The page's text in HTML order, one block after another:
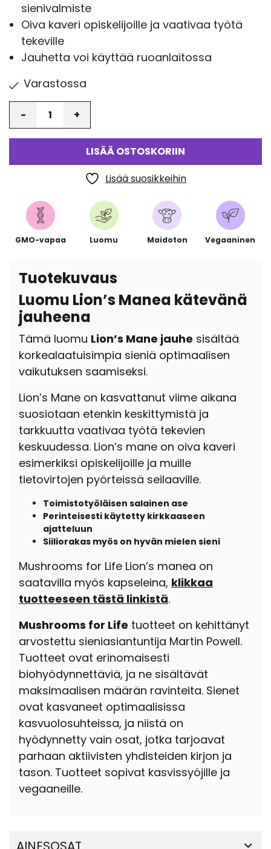
sienivalmiste
Oiva kaveri opiskelijoille ja vaativaa työtä
tekeville
Jauhetta voi käyttää ruoanlaitossa
Varastossa
LISÄÄ OSTOSKORIIN
Lisää suosikkeihin
GMO-vapaa Luomu Maidoton Vegaaninen
Tuotekuvaus
Luomu Lion’s Manea kätevänä
jauheena
Tämä luomu Lion’s Mane jauhe sisältää
korkealaatuisimpia sieniä optimaalisen
vaikutuksen saamiseksi.
Lion’s Mane on kasvattanut viime aikana
suosiotaan etenkin keskittymistä ja
tarkkuutta vaativaa työtä tekevien
keskuudessa. Lion’s mane on oiva kaveri
esimerkiksi opiskelijoille ja muille
tietovirtojen pyörteissä seilaaville.
Toimistotyöläisen salainen ase
Perinteisesti käytetty kirkkaaseen
ajatteluun
Siiliorakas myös on hyvän mielen sieni
Mushrooms for Life Lion’s manea on
saatavilla myös kapseleina, klikkaa
tuotteeseen tästä linkistä.
Mushrooms for Life tuotteet on kehittänyt
arvostettu sieniasiantuntija Martin Powell.
Tuotteet ovat erinomaisesti
biohyödynnettäviä, ja ne sisältävät
maksimaalisen määrän ravinteita. Sienet
ovat kasvaneet optimaalisissa
kasvuolosuhteissa, ja niistä on
hyödynnetty vain osat, jotka tarjoavat
parhaan aktiivisten yhdisteiden kirjon ja
tason. Tuotteet sopivat kasvissyöjille ja
vegaaneille.